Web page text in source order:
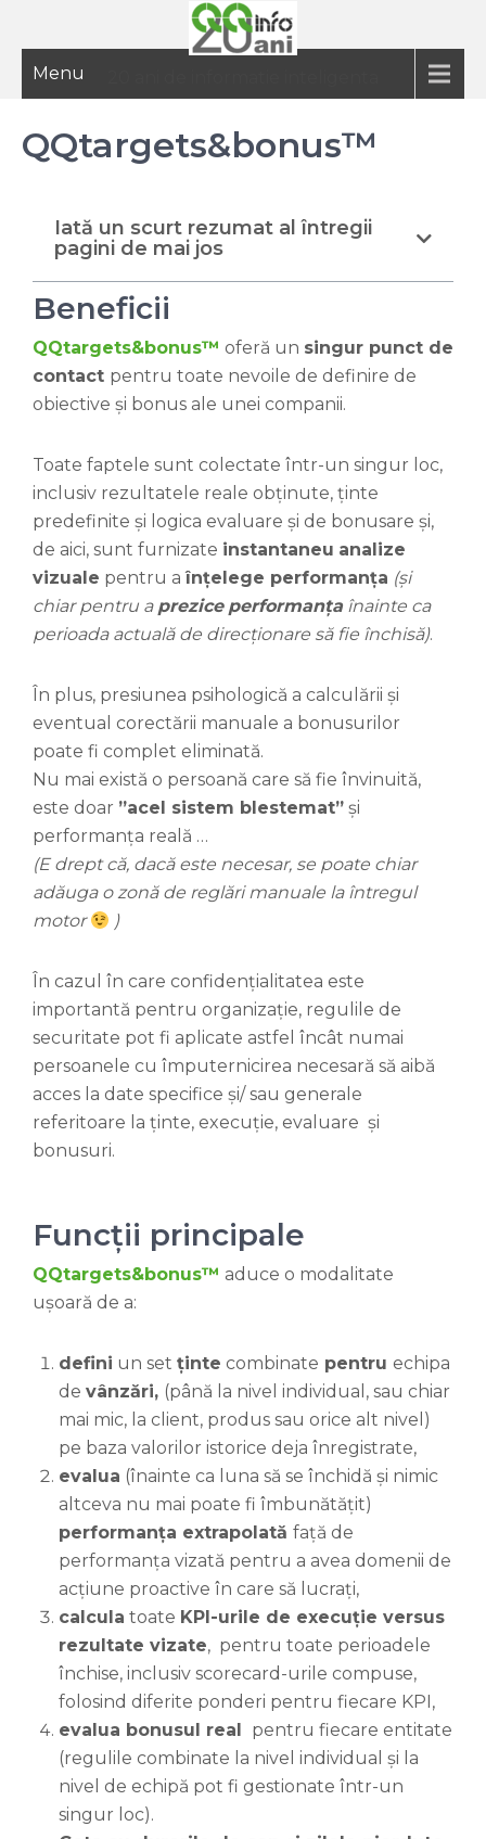
Menu
QQtargets&bonus™
Iată un scurt rezumat al întregii
pagini de mai jos
Beneficii
QQtargets&bonus™ oferă un singur punct de
contact pentru toate nevoile de definire de
obiective și bonus ale unei companii.
Toate faptele sunt colectate într-un singur loc,
inclusiv rezultatele reale obținute, ținte
predefinite și logica evaluare și de bonusare și,
de aici, sunt furnizate instantaneu analize
vizuale pentru aînțelege performanța (și
chiar pentru a prezice performanța înainte ca
perioada actuală de direcționare să fie închisă).
În plus, presiunea psihologică a calculării și
eventual corectării manuale a bonusurilor
poate fi complet eliminată.
Nu mai există o persoană care să fie învinuită,
este doar ”acel sistem blestemat” și
performanța reală …
(E drept că, dacă este necesar, se poate chiar
adăuga o zonă de reglări manuale la întregul
motor
)
În cazul în care confidențialitatea este
importantă pentru organizație, regulile de
securitate pot fi aplicate astfel încât numai
persoanele cu împuternicirea necesară să aibă
acces la date specifice și/ sau generale
referitoare la ținte, execuție, evaluare și
bonusuri.
Funcții principale
QQtargets&bonus™ aduce o modalitate
ușoară de a:
defini un set ținte combinate pentru echipa
de vânzări, (până la nivel individual, sau chiar
mai mic, la client, produs sau orice alt nivel)
pe baza valorilor istorice deja înregistrate,
evalua (înainte ca luna să se închidă și nimic
altceva nu mai poate fi îmbunătățit)
performanța extrapolată față de
performanța vizată pentru a avea domenii de
acțiune proactive în care să lucrați,
calcula toate KPI-urile de execuție versus
rezultate vizate, pentru toate perioadele
închise, inclusiv scorecard-urile compuse,
folosind diferite ponderi pentru fiecare KPI,
evalua bonusul real pentru fiecare entitate
(regulile combinate la nivel individual și la
nivel de echipă pot fi gestionate într-un
singur loc).